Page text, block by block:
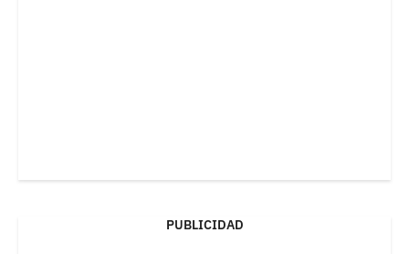
PUBLICIDAD